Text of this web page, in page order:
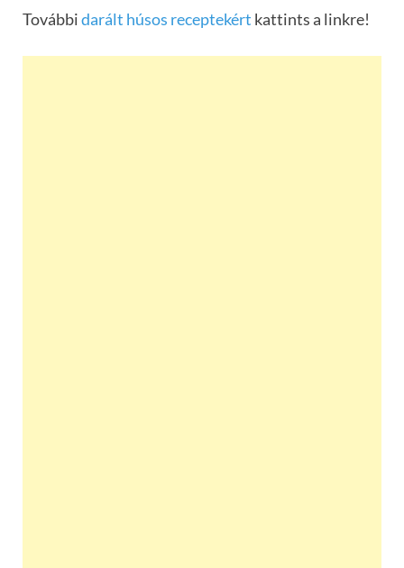
Továbbidarált húsos receptekért kattints a linkre!